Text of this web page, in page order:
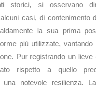
storici, si osservano
casi, di contenimento
la sua prima
più utilizzate, vantando
Pur registrando un lieve
rispetto a quello
una notevole resilienza.